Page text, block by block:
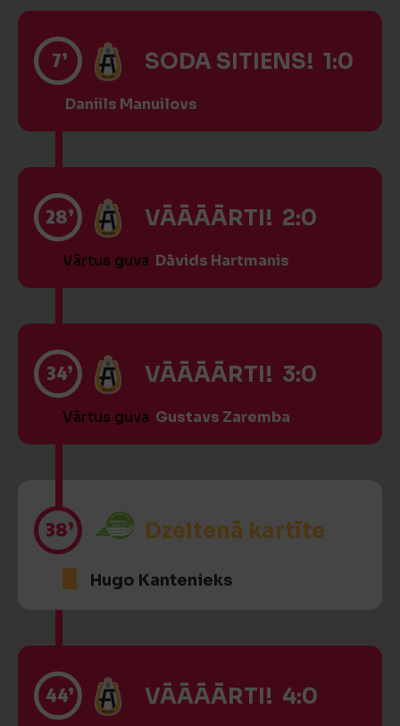
7’ SODA SITIENS! 1:0
Daniils Manuilovs
28’ VĀĀĀĀRTI! 2:0
Vārtus guva Dāvids Hartmanis
34’ VĀĀĀĀRTI! 3:0
Vārtus guva Gustavs Zaremba
38’ Dzeltenā kartīte
Hugo Kantenieks
44’ VĀĀĀĀRTI! 4:0